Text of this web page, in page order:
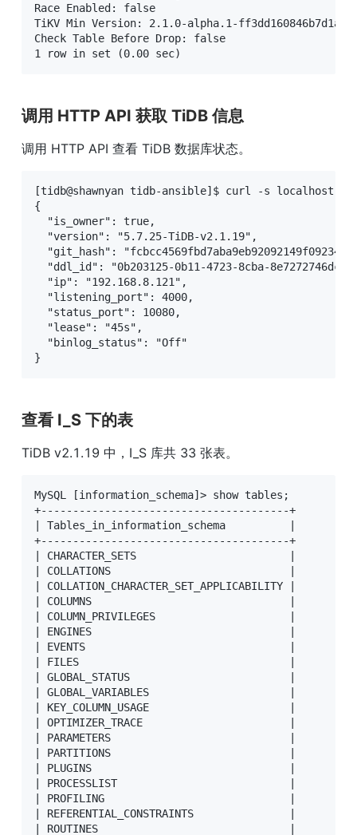
Race Enabled: false
TiKV Min Version: 2.1.0-alpha.1-
Check Table Before Drop: false
1 row in set (0.00 sec)
调用 HTTP API 获取 TiDB 信息
调用 HTTP API 查看 TiDB 数据库状态。
[tidb@shawnyan tidb-ansible]$ curl -s
{
"is_owner": true,
"version": "5.7.25-TiDB-v2.1.19",
"git_hash":
"ddl_id": "0b203125-0b11-4723-8cba-
"ip": "192.168.8.121",
"listening_port": 4000,
"status_port": 10080,
"lease": "45s",
"binlog_status": "Off"
}
查看 I_S 下的表
TiDB v2.1.19 中，I_S 库共 33 张表。
MySQL [information_schema]> show tables;
+---------------------------------------+
| Tables_in_information_schema          |
+---------------------------------------+
| CHARACTER_SETS                        |
| COLLATIONS                            |
| COLLATION_CHARACTER_SET_APPLICABILITY |
| COLUMNS                               |
| COLUMN_PRIVILEGES                     |
| ENGINES                               |
| EVENTS                                |
| FILES                                 |
| GLOBAL_STATUS                         |
| GLOBAL_VARIABLES                      |
| KEY_COLUMN_USAGE                      |
| OPTIMIZER_TRACE                       |
| PARAMETERS                            |
| PARTITIONS                            |
| PLUGINS                               |
| PROCESSLIST                           |
| PROFILING                             |
| REFERENTIAL_CONSTRAINTS               |
| ROUTINES                              |